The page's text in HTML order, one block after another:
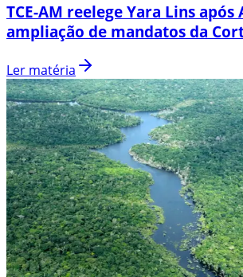
TCE-AM reelege Yara Lins
ampliação de mandatos da
Ler matéria